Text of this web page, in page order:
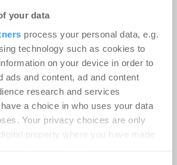
your data
process your personal data, e.g.
technology such as cookies to
on your device in order to
ads and content, ad and content
research and services
a choice in who uses your data
Your privacy choices are only
property where you have made
Sie sich jetzt Ihren
um auf die neusten ...